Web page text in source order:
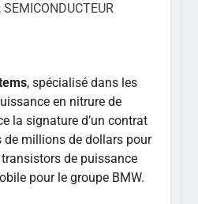
,SEMICONDUCTEUR
, spécialisé dans les
en nitrure de
la signature d’un contrat
de millions de dollars pour
de puissance
pour le groupe BMW.